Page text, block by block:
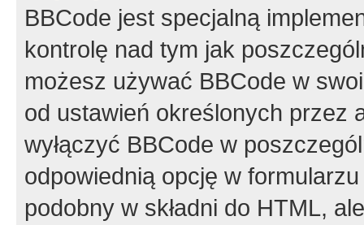
BBCode jest specjalną
kontrolę nad tym jak
możesz używać BBCode w
od ustawień określonych przez
wyłączyć BBCode w
odpowiednią opcję w
podobny w składni do HTML,